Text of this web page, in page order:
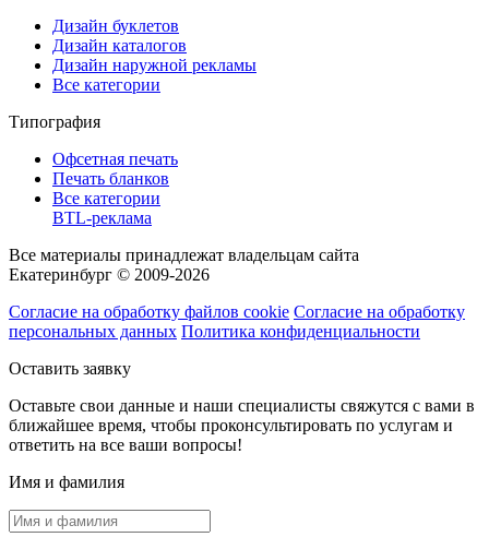
Дизайн буклетов
Дизайн каталогов
Дизайн наружной рекламы
Все категории
Типография
Офсетная печать
Печать бланков
Все категории
BTL-реклама
Все материалы принадлежат владельцам сайта
Екатеринбург © 2009-2026
Согласие на обработку файлов cookie Согласие на обработку
персональных данных Политика конфиденциальности
Оставить заявку
Оставьте свои данные и наши специалисты свяжутся с вами в
ближайшее время, чтобы проконсультировать по услугам и
ответить на все ваши вопросы!
Имя и фамилия